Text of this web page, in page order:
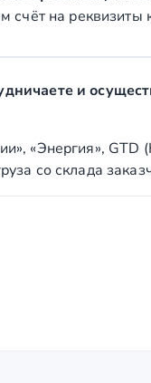
счёт на
и
«Энергия», GTD
со склада